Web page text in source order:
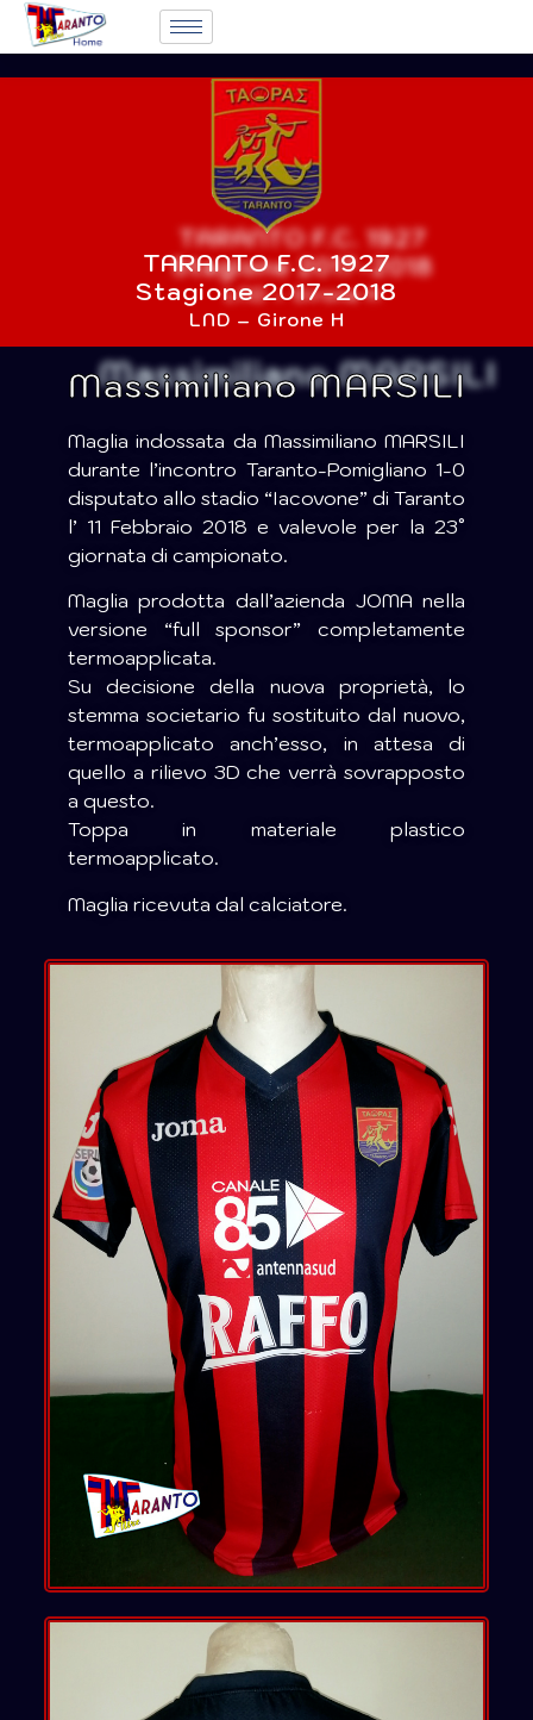
TARANTO F.C. 1927
Stagione 2017-2018
LND – Girone H
Massimiliano MARSILI
Maglia indossata da Massimiliano MARSILI
durante l’incontro Taranto-Pomigliano 1-0
disputato allo stadio “Iacovone” di Taranto
l’ 11 Febbraio 2018 e valevole per la 23°
giornata di campionato.
Maglia prodotta dall’azienda JOMA nella
versione “full sponsor” completamente
termoapplicata.
Su decisione della nuova proprietà, lo
stemma societario fu sostituito dal nuovo,
termoapplicato anch’esso, in attesa di
quello a rilievo 3D che verrà sovrapposto
a questo.
Toppa in materiale plastico
termoapplicato.
Maglia ricevuta dal calciatore.